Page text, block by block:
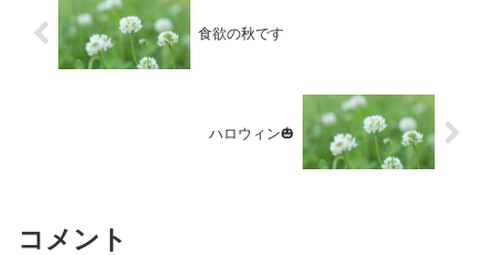
食欲の秋です
ハロウィン🎃
コメント